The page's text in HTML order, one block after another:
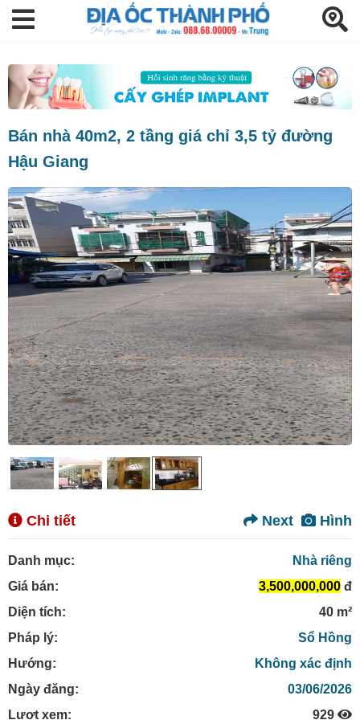
Bán nhà 40m2, 2 tầng giá chỉ 3,5 tỷ đường
Hậu Giang
Chi tiết Hình
Next
Danh mục:
Nhà riêng
Giá bán:
3,500,000,000 đ
Diện tích:
40 m²
Pháp lý:
Sổ Hồng
Hướng:
Không xác định
Ngày đăng:
03/06/2026
Lượt xem:
929